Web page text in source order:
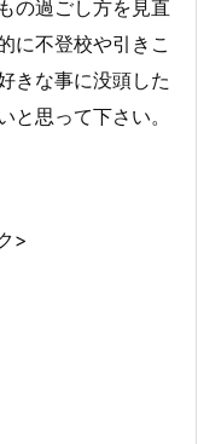
の過ごし方を見直
に不登校や引きこ
きな事に没頭した
と思って下さい。
>